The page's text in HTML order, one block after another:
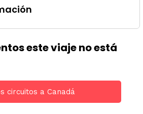
este viaje no está
circuitos a Canadá